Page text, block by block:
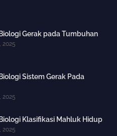
Gerak pada Tumbuhan
2025
Sistem Gerak Pada
2025
Klasifikasi Mahluk Hidup
2025